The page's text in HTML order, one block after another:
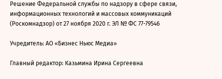
Решение Федеральной службы по надзору в сфере связи,
информационных технологий и массовых коммуникаций
(Роскомнадзор) от 27 ноября 2020 г. ЭЛ № ФС 77-79546
Учредитель: АО «Бизнес Ньюс Медиа»
Главный редактор: Казьмина Ирина Сергеевна